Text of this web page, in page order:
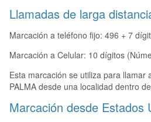
Llamadas de larga
Marcación a teléfono fijo: 496 + 7
Marcación a Celular: 10 dígitos
Esta marcación se utiliza para llamar
PALMA desde una localidad dentro
Marcación desde Estados